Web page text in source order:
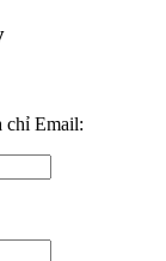
chỉ Email: